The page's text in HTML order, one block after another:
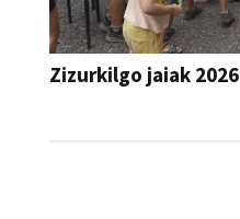
Zizurkilgo jaiak 2026